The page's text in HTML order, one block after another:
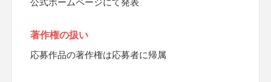
公式ホームページにて発表
著作権の扱い
応募作品の著作権は応募者に帰属